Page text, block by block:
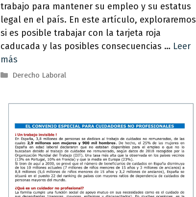
trabajo para mantener su empleo y su estatus
legal en el país. En este artículo, exploraremos
si es posible trabajar con la tarjeta roja
caducada y las posibles consecuencias … Leer
más
Categorías
Derecho Laboral